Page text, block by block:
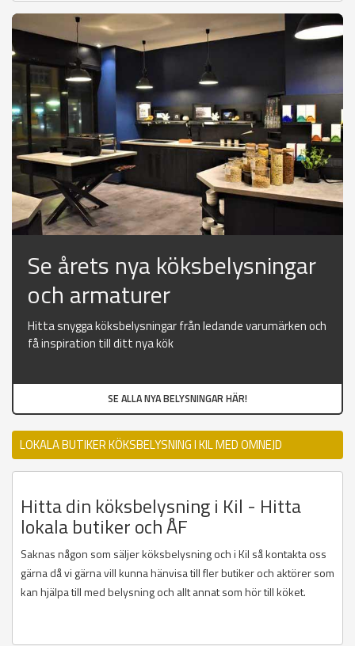
Se årets nya köksbelysningar
och armaturer
Hitta snygga köksbelysningar från ledande varumärken och
få inspiration till ditt nya kök
SE ALLA NYA BELYSNINGAR HÄR!
LOKALA BUTIKER KÖKSBELYSNING I KIL MED OMNEJD
Hitta din köksbelysning i Kil - Hitta
lokala butiker och ÅF
Saknas någon som säljer köksbelysning och i Kil så kontakta oss
gärna då vi gärna vill kunna hänvisa till fler butiker och aktörer som
kan hjälpa till med belysning och allt annat som hör till köket.